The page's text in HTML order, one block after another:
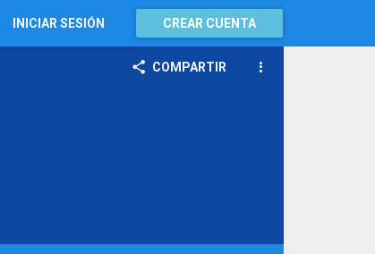
INICIAR SESIÓN CREAR CUENTA
COMPARTIR